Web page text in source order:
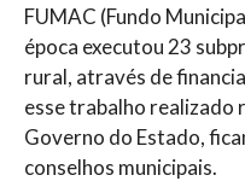
FUMAC (Fundo
época executou 23
rural, através de
esse trabalho realizado
Governo do Estado,
conselhos municipais.